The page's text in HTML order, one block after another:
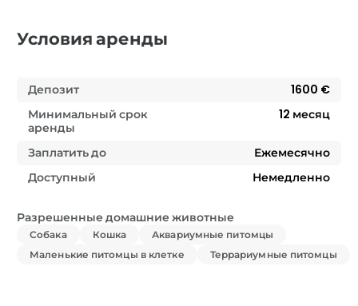
Условия аренды
Депозит
1600 €
Минимальный срок
аренды
12 месяц
Заплатить до
Ежемесячно
Доступный
Немедленно
Разрешенные домашние животные
Собака Кошка
Аквариумные питомцы
Маленькие питомцы в клетке
Террариумные питомцы